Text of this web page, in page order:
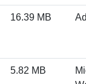
16.39 MB
5.82 MB